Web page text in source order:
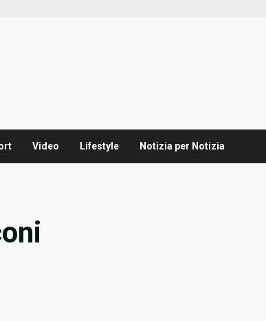
Video Lifestyle Notizia per Notizia